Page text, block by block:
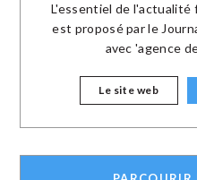
L'essentiel de l'actualité
est proposé par le
avec 'agence
Le site web